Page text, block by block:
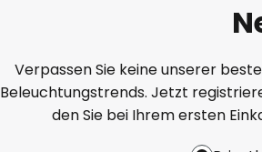
Verpassen Sie keine unserer
Beleuchtungstrends. Jetzt
den Sie bei Ihrem ersten